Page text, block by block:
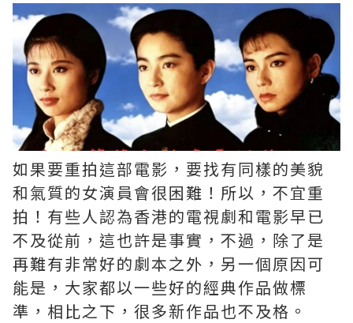
如果要重拍這部電影，要找有同樣的美貌
和氣質的女演員會很困難！所以，不宜重
拍！有些人認為香港的電視劇和電影早已
不及從前，這也許是事實，不過，除了是
再難有非常好的劇本之外，另一個原因可
能是，大家都以一些好的經典作品做標
準，相比之下，很多新作品也不及格。 ​​​